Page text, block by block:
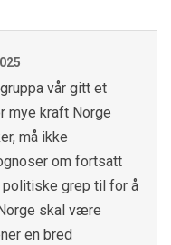
vår gitt et
mye kraft Norge
må ikke
om fortsatt
grep til for å
skal være
en bred